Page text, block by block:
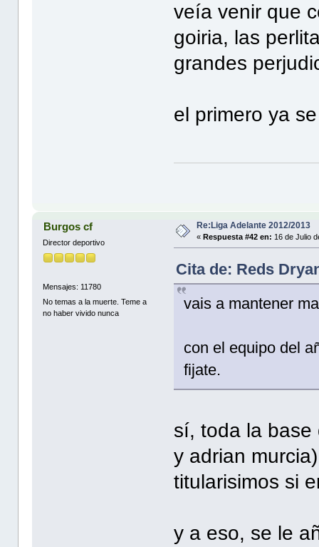
veía venir que
goiria, las
grandes
el primero ya
Burgos cf
Director deportivo
Mensajes: 11780
No temas a la muerte. Teme a
no haber vivido nunca
Re:Liga Adelante 2012/2013
«Respuesta #42 en: 16 de Julio
Cita de: Reds
vais a mantener
con el equipo del
fijate.
sí, toda la base
y adrian
titularisimos si
y a eso, se le